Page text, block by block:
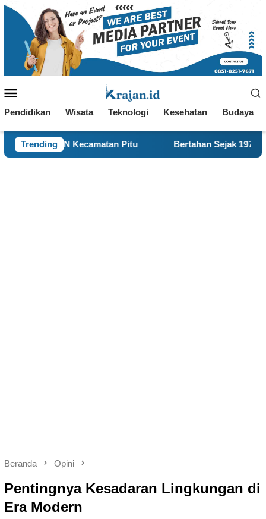
Loncat
Mobile
Pendidikan Wisata Teknologi Kesehatan Budaya
Trending
Pitu Bertahan Sejak 1977, BBK 8 UNAIR
Beranda Opini
Pentingnya Kesadaran Lingkungan di
Era Modern